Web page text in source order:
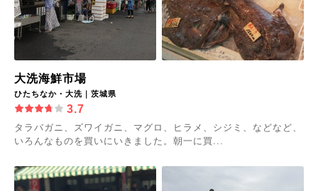
大洗海鮮市場
ひたちなか・大洗｜茨城県
3.7
タラバガニ、ズワイガニ、マグロ、ヒラメ、シジミ、などなど、
いろんなものを買いにいきました。朝一に買...